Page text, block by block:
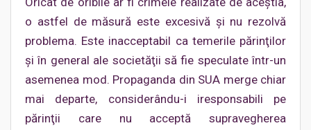
o astfel de măsură este excesivă şi nu rezolvă
problema. Este inacceptabil ca temerile părinţilor
şi în general ale societăţii să fie speculate într-un
asemenea mod. Propaganda din SUA merge chiar
mai departe, considerându-i iresponsabili pe
părinţii care nu acceptă supravegherea